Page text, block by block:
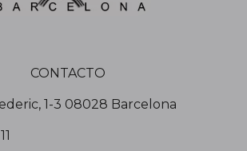
CONTACTO
1-3 08028 Barcelona